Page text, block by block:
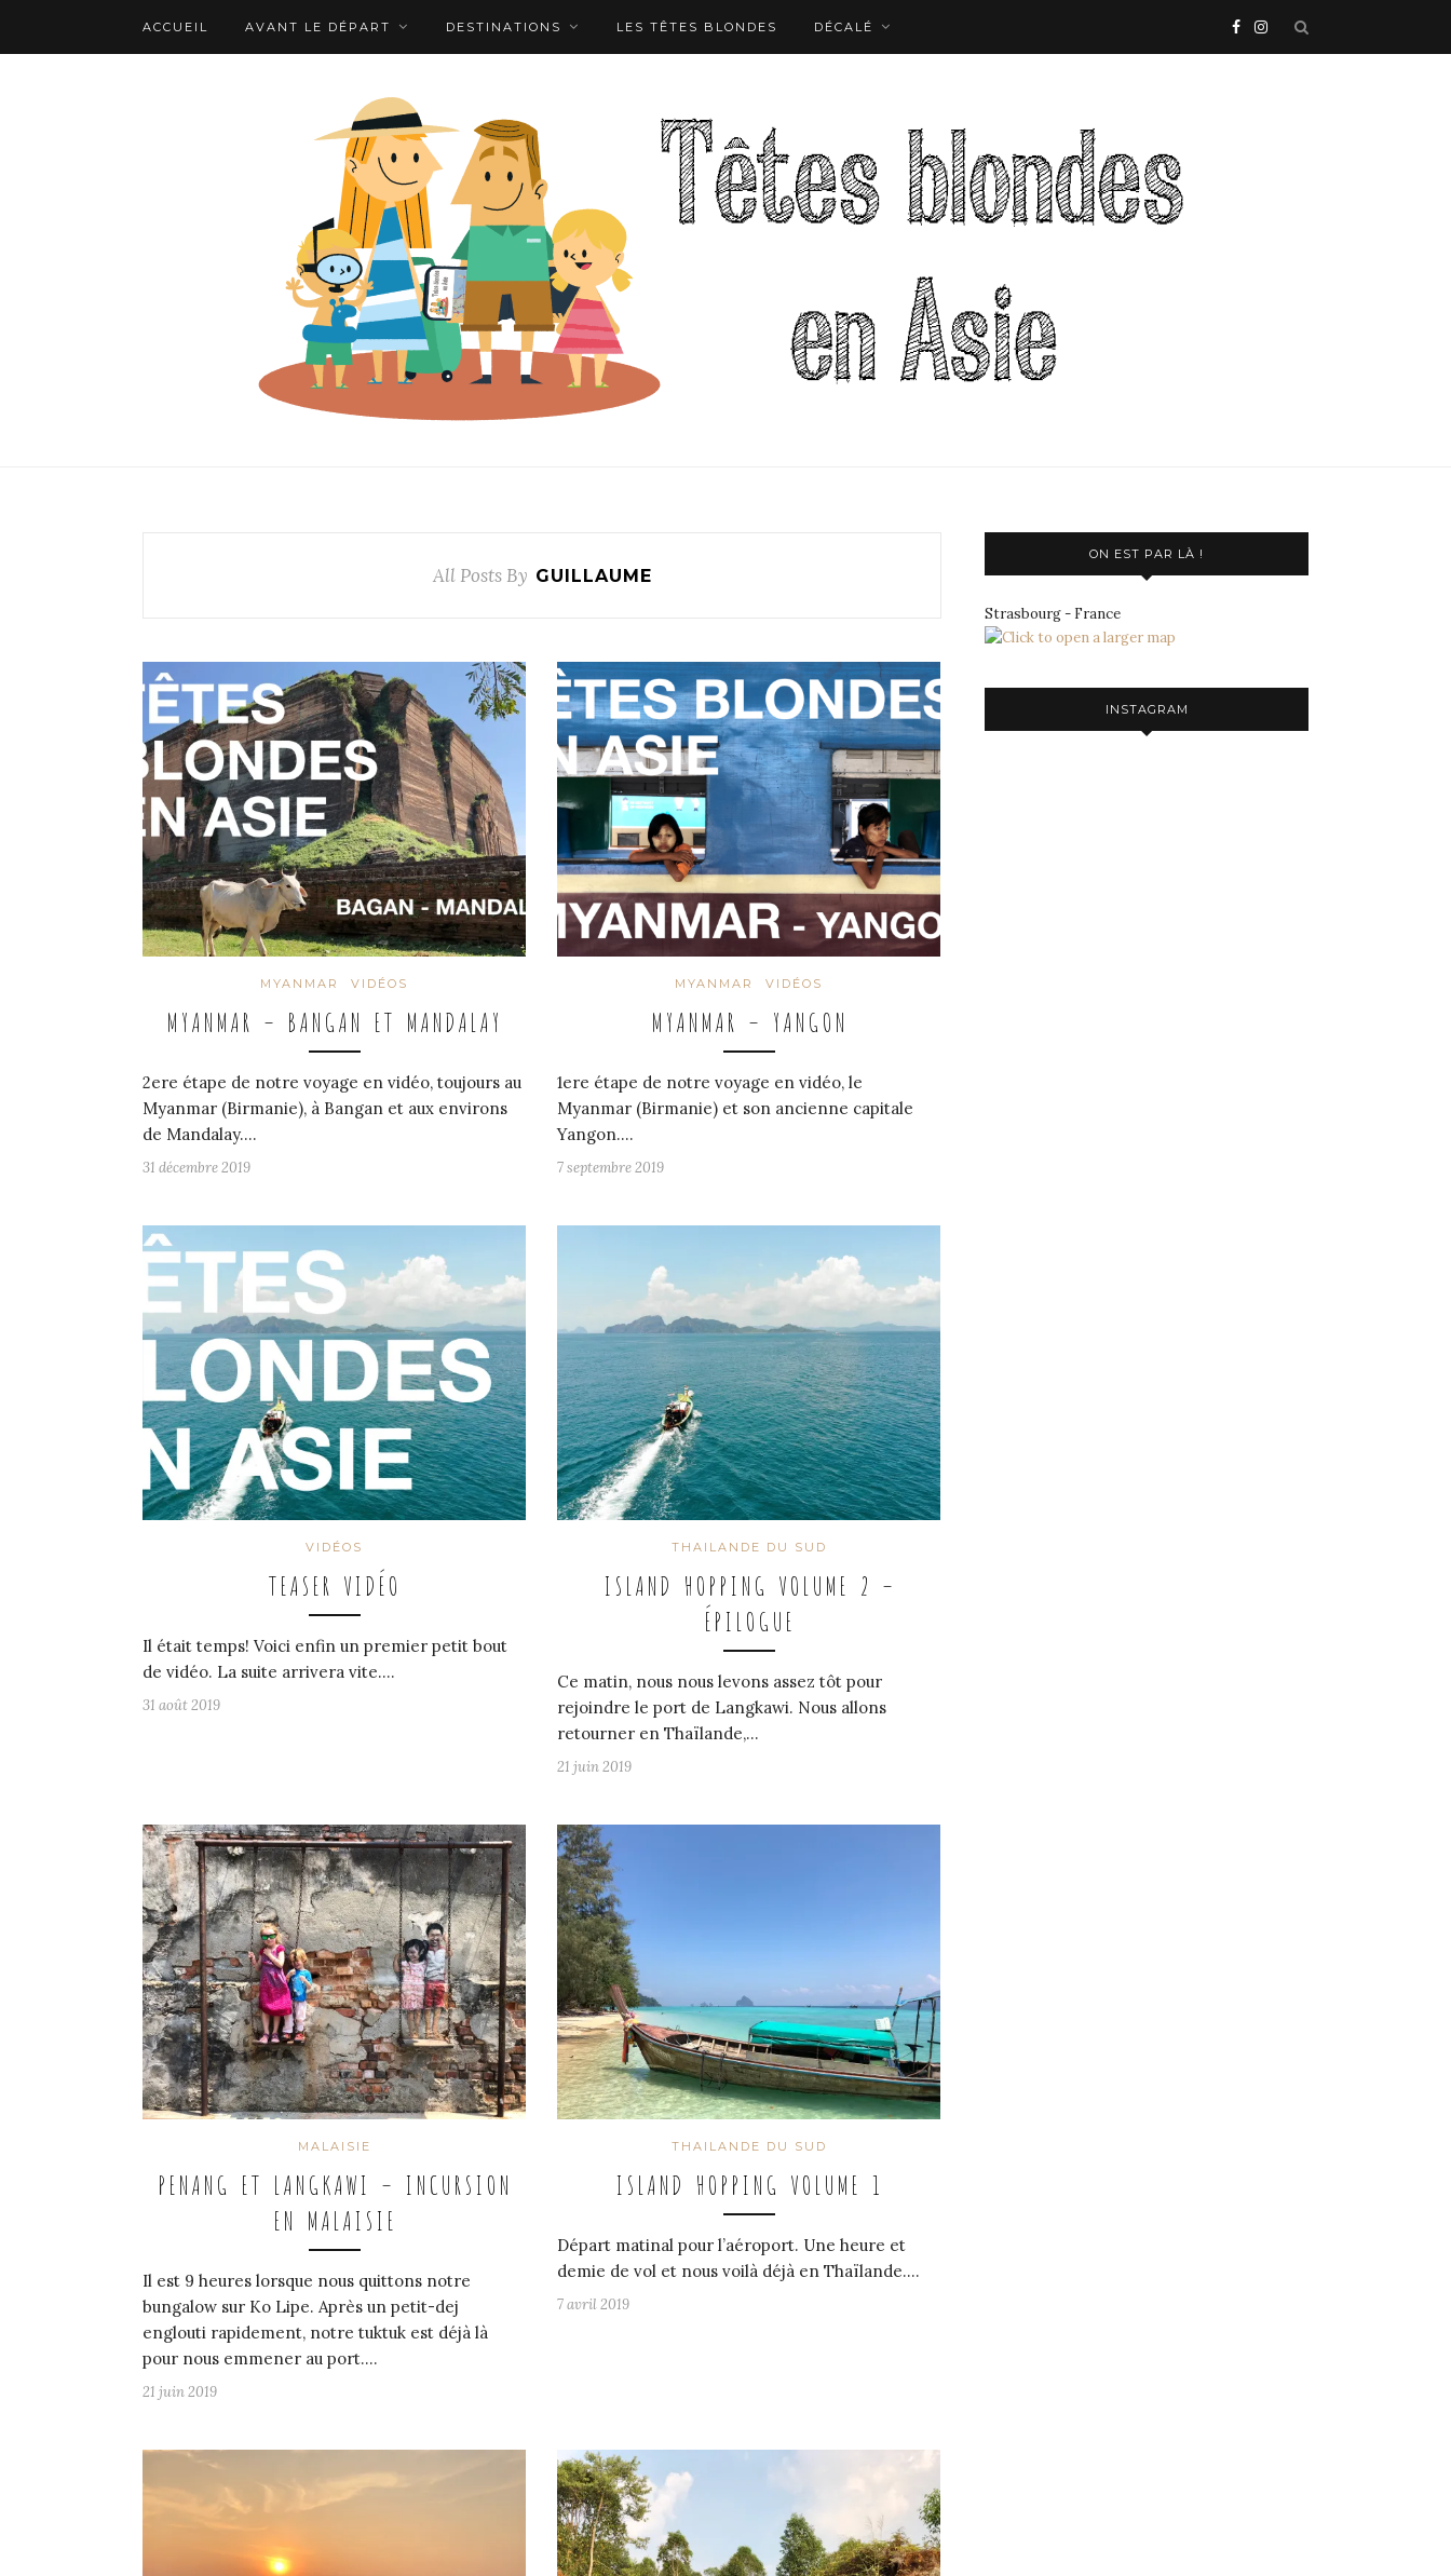
ACCUEIL AVANT LE DÉPART DESTINATIONS LES TÊTES BLONDES DÉCALÉ
All Posts By GUILLAUME
MYANMAR VIDÉOS
MYANMAR – BANGAN ET MANDALAY
2ere étape de notre voyage en vidéo, toujours au
Myanmar (Birmanie), à Bangan et aux environs
de Mandalay.…
31 décembre 2019
MYANMAR VIDÉOS
MYANMAR – YANGON
1ere étape de notre voyage en vidéo, le
Myanmar (Birmanie) et son ancienne capitale
Yangon.…
7 septembre 2019
VIDÉOS
TEASER VIDÉO
Il était temps! Voici enfin un premier petit bout
de vidéo. La suite arrivera vite.…
31 août 2019
THAILANDE DU SUD
ISLAND HOPPING VOLUME 2 –
ÉPILOGUE
Ce matin, nous nous levons assez tôt pour
rejoindre le port de Langkawi. Nous allons
retourner en Thaïlande,…
21 juin 2019
MALAISIE
PENANG ET LANGKAWI – INCURSION
EN MALAISIE
Il est 9 heures lorsque nous quittons notre
bungalow sur Ko Lipe. Après un petit-dej
englouti rapidement, notre tuktuk est déjà là
pour nous emmener au port.…
21 juin 2019
THAILANDE DU SUD
ISLAND HOPPING VOLUME 1
Départ matinal pour l’aéroport. Une heure et
demie de vol et nous voilà déjà en Thaïlande.…
7 avril 2019
ON EST PAR LÀ !
Strasbourg - France
INSTAGRAM